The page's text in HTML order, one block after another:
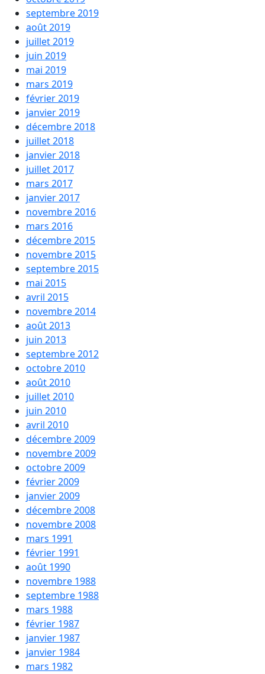
septembre 2019
août 2019
juillet 2019
juin 2019
mai 2019
mars 2019
février 2019
janvier 2019
décembre 2018
juillet 2018
janvier 2018
juillet 2017
mars 2017
janvier 2017
novembre 2016
mars 2016
décembre 2015
novembre 2015
septembre 2015
mai 2015
avril 2015
novembre 2014
août 2013
juin 2013
septembre 2012
octobre 2010
août 2010
juillet 2010
juin 2010
avril 2010
décembre 2009
novembre 2009
octobre 2009
février 2009
janvier 2009
décembre 2008
novembre 2008
mars 1991
février 1991
août 1990
novembre 1988
septembre 1988
mars 1988
février 1987
janvier 1987
janvier 1984
mars 1982